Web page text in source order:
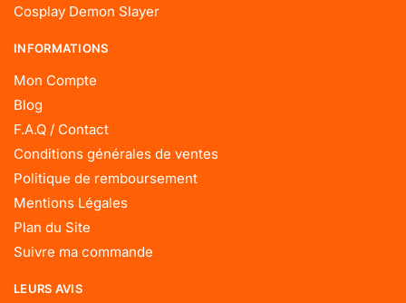
Cosplay Demon Slayer
INFORMATIONS
Mon Compte
Blog
F.A.Q / Contact
Conditions générales de ventes
Politique de remboursement
Mentions Légales
Plan du Site
Suivre ma commande
LEURS AVIS